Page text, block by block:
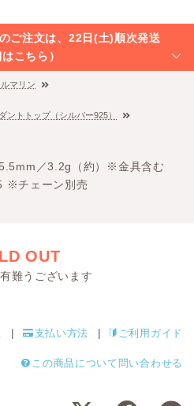
ご注文は、22日(土)順次発送
こちら）
マリン
ントトップ（シルバー925）
／3.2g（約）※金具含む
※チェーン別売
OUT
難うございます
支払い方法 ご利用ガイド
この商品について問い合わせる